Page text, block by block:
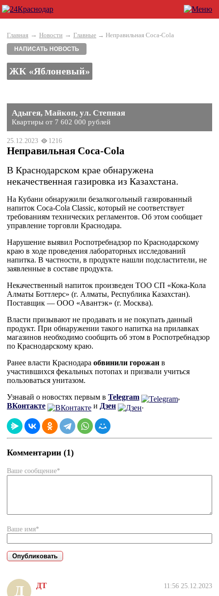
Главная → Новости → Главные → Неправильная Coca-Cola
НАПИСАТЬ НОВОСТЬ
ЖК «Яблоневый»
Адыгея, Майкоп, ул. Степная
Квартиры от 7 602 000 рублей
25.12.2023 1216
Неправильная Coca-Cola
В Краснодарском крае обнаружена
некачественная газировка из Казахстана.
На Кубани обнаружили безалкогольный газированный
напиток Coca-Cola Classic, который не соответствует
требованиям технических регламентов. Об этом сообщает
управление торговли Краснодара.
Нарушение выявил Роспотребнадзор по Краснодарскому
краю в ходе проведения лабораторных исследований
напитка. В частности, в продукте нашли подсластители, не
заявленные в составе продукта.
Некачественный напиток произведен ТОО СП «Кока-Кола
Алматы Боттлерс» (г. Алматы, Республика Казахстан).
Поставщик — ООО «Авантэк» (г. Москва).
Власти призывают не продавать и не покупать данный
продукт. При обнаружении такого напитка на прилавках
магазинов необходимо сообщить об этом в Роспотребнадзор
по Краснодарскому краю.
Ранее власти Краснодара обвинили горожан в
участившихся фекальных потопах и призвали учиться
пользоваться унитазом.
Узнавай о новостях первым в Telegram
,
ВКонтакте
и Дзен .
Комментарии (1)
Ваше сообщение*
Ваше имя*
Д ДТ 11:56 25.12.2023